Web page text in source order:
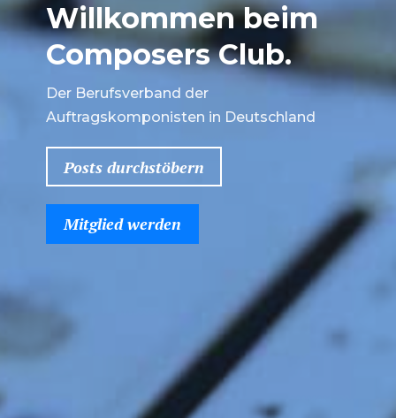
Willkommen beim
Composers Club.
Der Berufsverband der
Auftragskomponisten in Deutschland
Posts durchstöbern
Mitglied werden